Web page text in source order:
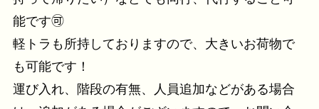
能です🉑
軽トラも所持しておりますので、大きいお荷物で
も可能です！
運び入れ、階段の有無、人員追加などがある場合